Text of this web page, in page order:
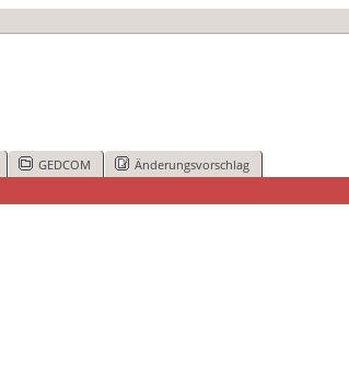
GEDCOM
Änderungsvorschlag